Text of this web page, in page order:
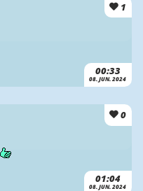
1
00:33
08. JUN. 2024
0
01:04
08. JUN. 2024